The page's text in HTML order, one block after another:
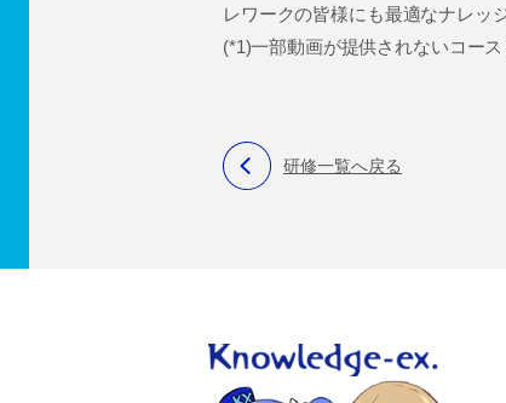
レワークの皆様にも最適なナレッ
(*1)一部動画が提供されないコー
研修一覧へ戻る